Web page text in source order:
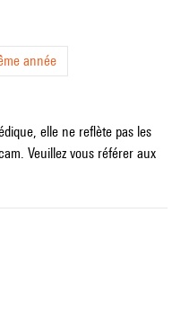
année
elle ne reflète pas les
Veuillez vous référer aux